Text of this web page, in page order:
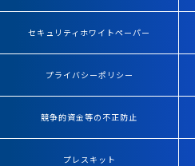
セキュリティホワイトペーパー
プライバシーポリシー
競争的資金等の不正防止
プレスキット